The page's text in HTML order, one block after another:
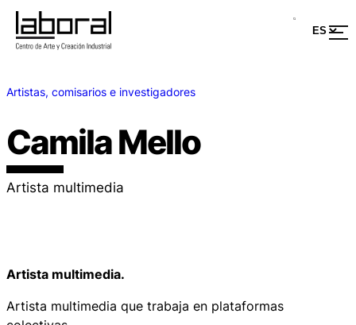
Artistas, comisarios e investigadores
Camila Mello
Artista multimedia
Artista multimedia.
Artista multimedia que trabaja en plataformas